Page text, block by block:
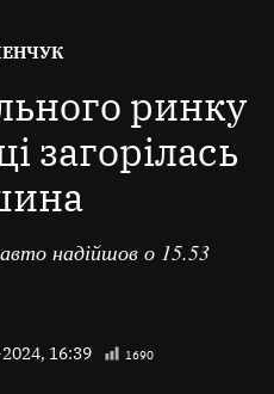
ринку
загорілась
надійшов о 15.53
16:39 1690